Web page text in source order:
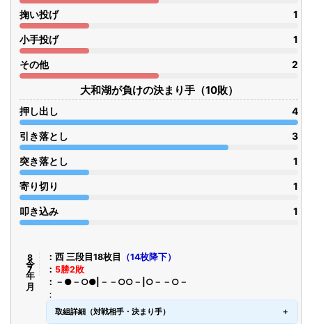
掬い投げ 1
小手投げ 1
その他 2
大和湖が負けの決まり手（10敗）
押し出し 4
引き落とし 3
突き落とし 1
寄り切り 1
叩き込み 1
令8年7月 西 三段目18枚目
（14枚降下）
5勝2敗
－●－○●|－－○○－|○－－○－
取組詳細（対戦相手・決まり手）